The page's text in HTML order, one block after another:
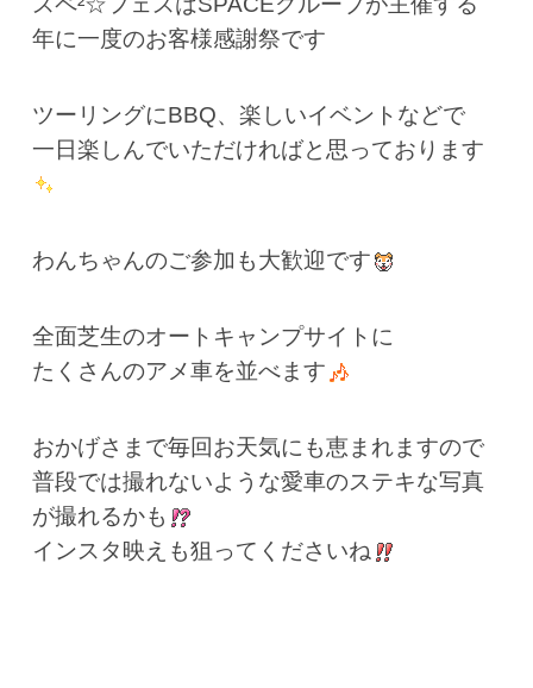
年に一度のお客様感謝祭です
ツーリングにBBQ、楽しいイベントなどで
一日楽しんでいただければと思っております
わんちゃんのご参加も大歓迎です
全面芝生のオートキャンプサイトに
たくさんのアメ車を並べます
おかげさまで毎回お天気にも恵まれますので
普段では撮れないような愛車のステキな写真
が撮れるかも
インスタ映えも狙ってくださいね